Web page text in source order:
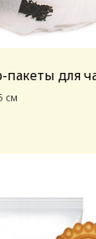
пакеты для
см